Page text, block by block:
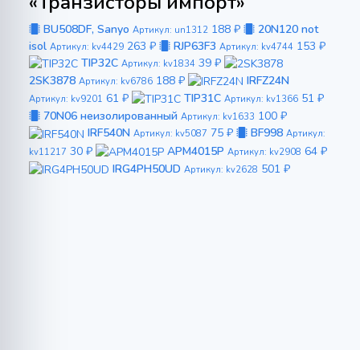
BU508DF, Sanyo Артикул: un1312 188 ₽
20N120 not
isol Артикул: kv4429 263 ₽ RJP63F3 Артикул: kv4744 153 ₽
TIP32C Артикул: kv1834 39 ₽
2SK3878 Артикул: kv6786 188 ₽ IRFZ24N
Артикул: kv9201 61 ₽ TIP31C Артикул: kv1366 51 ₽
70N06 неизолированный Артикул: kv1633 100 ₽
IRF540N Артикул: kv5087 75 ₽ BF998 Артикул:
kv11217 30 ₽ APM4015P Артикул: kv2908 64 ₽
IRG4PH50UD Артикул: kv2628 501 ₽